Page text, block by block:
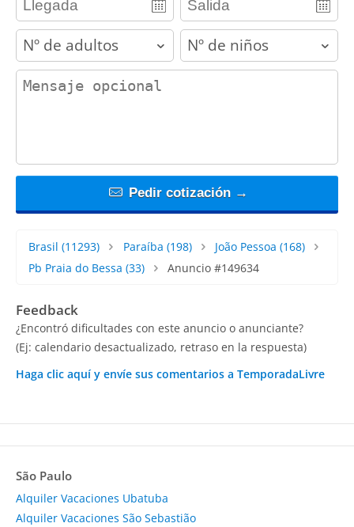
adults children
contact_message
Pedir cotización →
Brasil (11293) Paraíba (198) João Pessoa (168)
Pb Praia do Bessa (33) Anuncio #149634
Feedback
¿Encontró dificultades con este anuncio o anunciante?
(Ej: calendario desactualizado, retraso en la respuesta)
Haga clic aquí y envíe sus comentarios a TemporadaLivre
São Paulo
Alquiler Vacaciones Ubatuba
Alquiler Vacaciones São Sebastião